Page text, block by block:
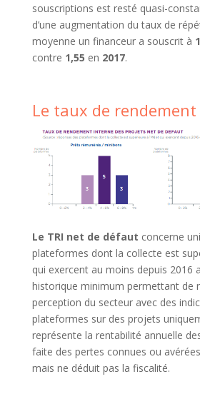
souscriptions est resté quasi-
d’une augmentation du taux de
moyenne un financeur a souscrit à
contre 1,55 en 2017.
Le taux de
Le TRI net de défaut concerne
plateformes dont la collecte est
qui exercent au moins depuis 2016
historique minimum permettant de
perception du secteur avec des
plateformes sur des projets
représente la rentabilité annuelle
faite des pertes connues ou
mais ne déduit pas la fiscalité.